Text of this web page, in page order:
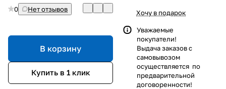
0 Нет отзывов
В корзину
Купить в 1 клик
Хочу в подарок
Уважаемые
покупатели!
Выдача заказов с
самовывозом
осуществляется по
предварительной
договоренности!